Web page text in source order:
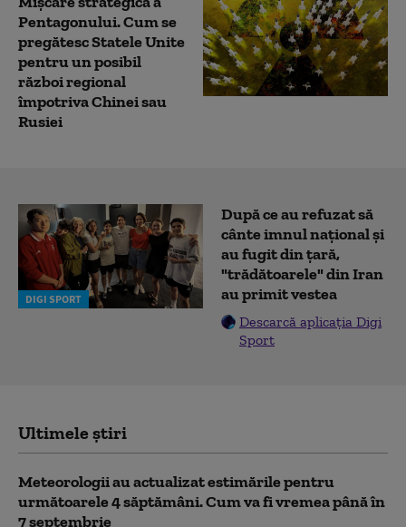
Pentagonului. Cum se
pregătesc Statele Unite
pentru un posibil
război regional
împotriva Chinei sau
Rusiei
DIGI SPORT
După ce au refuzat să
cânte imnul naţional şi
au fugit din ţară,
"trădătoarele" din Iran
au primit vestea
Descarcă aplicația Digi
Sport
Ultimele știri
Meteorologii au actualizat estimările pentru
următoarele 4 săptămâni. Cum va fi vremea până în
7 septembrie